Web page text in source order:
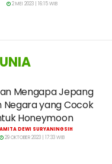
2 MEI 2023 | 16:15 WIB
Mengapa Jepang
Negara yang Cocok
Honeymoon
DEWI SURYANINGSIH
29 OKTOBER 2023 | 17:33 WIB